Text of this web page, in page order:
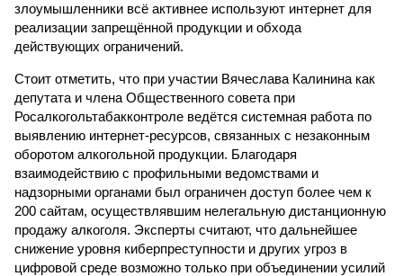
злоумышленники всё активнее используют интернет для
реализации запрещённой продукции и обхода
действующих ограничений.
Стоит отметить, что при участии Вячеслава Калинина как
депутата и члена Общественного совета при
Росалкогольтабакконтроле ведётся системная работа по
выявлению интернет-ресурсов, связанных с незаконным
оборотом алкогольной продукции. Благодаря
взаимодействию с профильными ведомствами и
надзорными органами был ограничен доступ более чем к
200 сайтам, осуществлявшим нелегальную дистанционную
продажу алкоголя. Эксперты считают, что дальнейшее
снижение уровня киберпреступности и других угроз в
цифровой среде возможно только при объединении усилий